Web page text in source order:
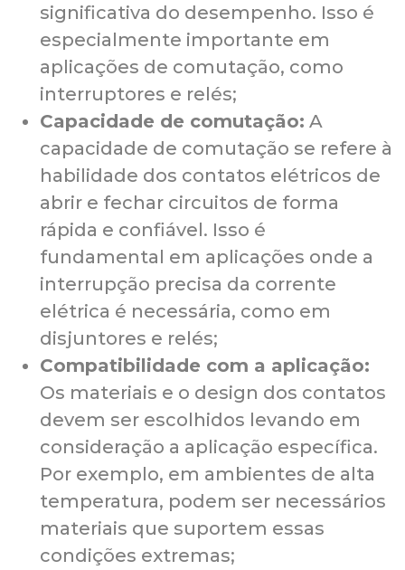
significativa do desempenho. Isso é
especialmente importante em
aplicações de comutação, como
interruptores e relés;
Capacidade de comutação: A
capacidade de comutação se refere à
habilidade dos contatos elétricos de
abrir e fechar circuitos de forma
rápida e confiável. Isso é
fundamental em aplicações onde a
interrupção precisa da corrente
elétrica é necessária, como em
disjuntores e relés;
Compatibilidade com a aplicação:
Os materiais e o design dos contatos
devem ser escolhidos levando em
consideração a aplicação específica.
Por exemplo, em ambientes de alta
temperatura, podem ser necessários
materiais que suportem essas
condições extremas;